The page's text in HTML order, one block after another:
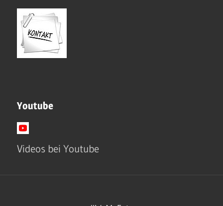
Youtube
Videos bei Youtube